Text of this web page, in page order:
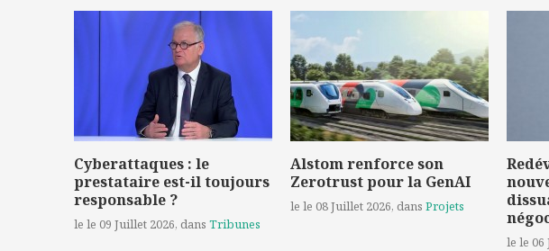
Cyberattaques : le
prestataire est-il toujours
responsable ?
le le 09 Juillet 2026, dans Tribunes
Alstom renforce son
Zerotrust pour la GenAI
le le 08 Juillet 2026, dans Projets
le le 06